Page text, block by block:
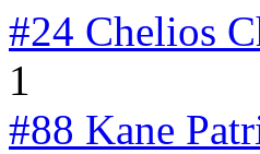
#24 Chelios
1
#88 Kane